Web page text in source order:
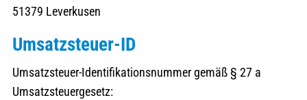
51379 Leverkusen
Umsatzsteuer-ID
Umsatzsteuer-Identifikationsnummer gemäß § 27 a
Umsatzsteuergesetz: